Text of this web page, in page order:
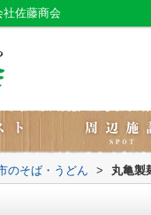
佐藤商会
のそば・うどん > 丸亀製